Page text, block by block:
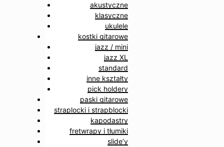
akustyczne
klasyczne
ukulele
kostki gitarowe
jazz / mini
jazz XL
standard
inne kształty
pick holdery
paski gitarowe
straplocki i strapblocki
kapodastry
fretwrapy i tłumiki
slide’y